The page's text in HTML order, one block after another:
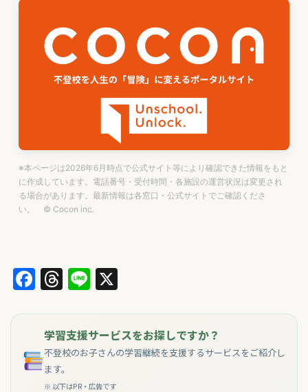
※本ページは2026年6月時点で公式サイト等により確認できた情報をもと
に作成しています。電話番号・受付時間・各施設の運営状況は変更され
る場合があります。最新情報は各窓口・公式サイトでご確認くださ
い。 © Cocon inc.
Facebook
Threads
Line
学習支援サービスをお探しですか？
不登校のお子さんの学習継続を支援するサービスをご紹介し
ます。
※ 以下はPR・広告です